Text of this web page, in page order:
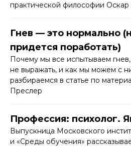
практической философии
Гнев — это нормально
придется поработать)
Почему мы все испытываем
не выражать, и как мы можем с
разбираемся в статье по
Преслер
Профессия: психолог.
Выпускница Московского
и «Среды обучения»